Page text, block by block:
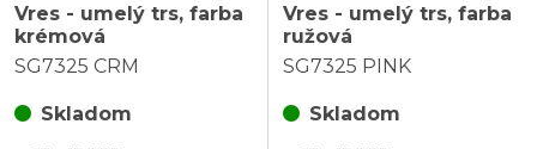
Vres - umelý trs, farba
krémová
SG7325 CRM
Skladom
Vres - umelý trs, farba
ružová
SG7325 PINK
Skladom